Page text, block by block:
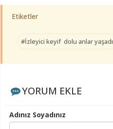
Etiketler
#İzleyici keyif dolu anlar yaşadı
YORUM EKLE
Adınız Soyadınız